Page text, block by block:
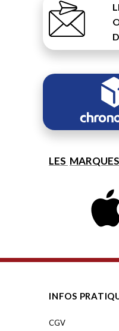
LES MARQUES
INFOS
CGV